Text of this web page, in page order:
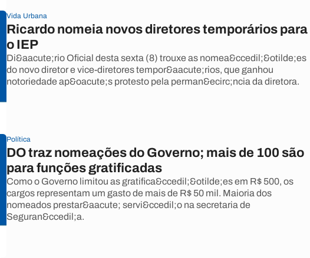
Vida Urbana
Ricardo nomeia novos diretores temporários para
o IEP
Di&aacute;rio Oficial desta sexta (8) trouxe as nomea&ccedil;&otilde;es
do novo diretor e vice-diretores tempor&aacute;rios, que ganhou
notoriedade ap&oacute;s protesto pela perman&ecirc;ncia da diretora.
Política
DO traz nomeações do Governo; mais de 100 são
para funções gratificadas
Como o Governo limitou as gratifica&ccedil;&otilde;es em R$ 500, os
cargos representam um gasto de mais de R$ 50 mil. Maioria dos
nomeados prestar&aacute; servi&ccedil;o na secretaria de
Seguran&ccedil;a.